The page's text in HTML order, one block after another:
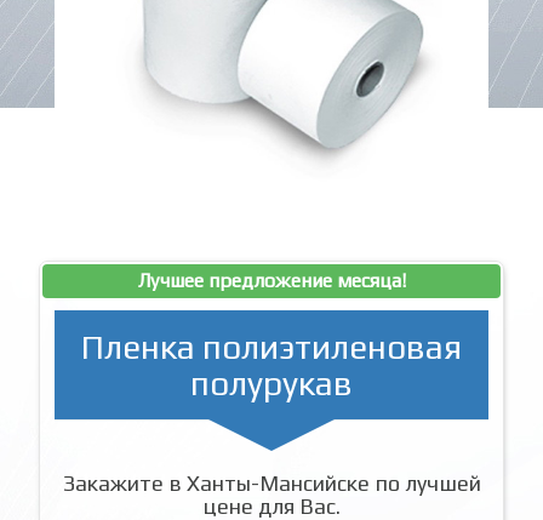
Лучшее предложение месяца!
Пленка полиэтиленовая
полурукав
Закажите в Ханты-Мансийске по лучшей
цене для Вас.